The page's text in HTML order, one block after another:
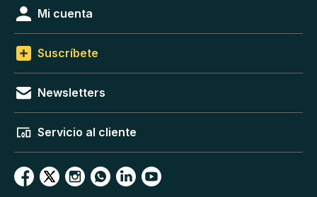
Mi cuenta
Suscríbete
Newsletters
Servicio al cliente